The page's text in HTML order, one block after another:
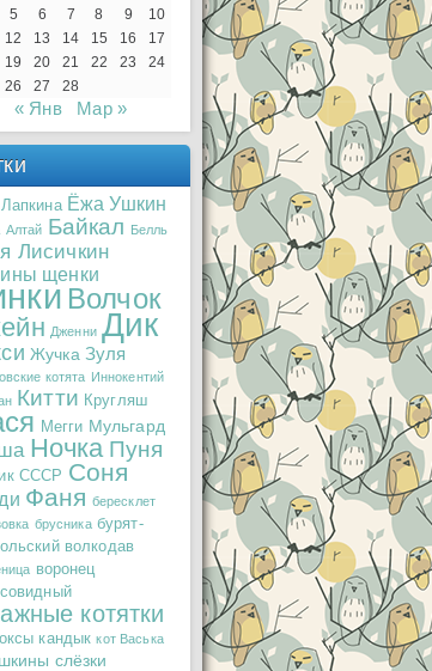
5 6 7 8 9
10
12 13 14 15 16
17
19 20 21 22 23
24
26 27 28
« Янв Мар »
Ёжа Ушкин
Алтай Байкал Белль
Лисичкин
щенки
Волчок
Дженни Дик
Жучка Зуля
котята Иннокентий
Китти Кругляш
Мегги Мульгард
Ночка Пуня
СССР Соня
Фаня бересклет
брусника бурят-
волкодав
воронец
котятки
кандык кот Васька
слёзки